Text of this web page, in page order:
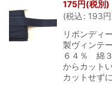
175円(税別)
(税込: 193円
リボンディ
製ヴィンテ
６４％ 綿
からカット
カットせず